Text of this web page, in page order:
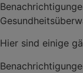
Hier sind einige